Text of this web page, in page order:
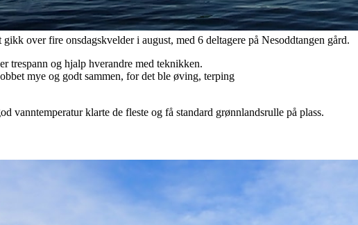
over fire onsdagskvelder i august, med 6 deltagere på Nesoddtangen gård.
trespann og hjalp hverandre med teknikken.
mye og godt sammen, for det ble øving, terping
vanntemperatur klarte de fleste og få standard grønnlandsrulle på plass.